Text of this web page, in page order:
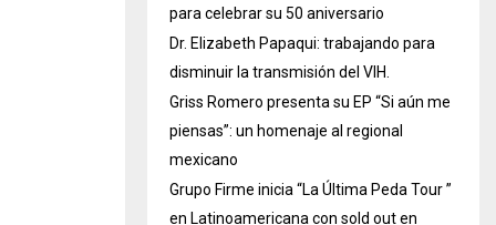
para celebrar su 50 aniversario
Dr. Elizabeth Papaqui: trabajando para
disminuir la transmisión del VIH.
Griss Romero presenta su EP “Si aún me
piensas”: un homenaje al regional
mexicano
Grupo Firme inicia “La Última Peda Tour ”
en Latinoamericana con sold out en